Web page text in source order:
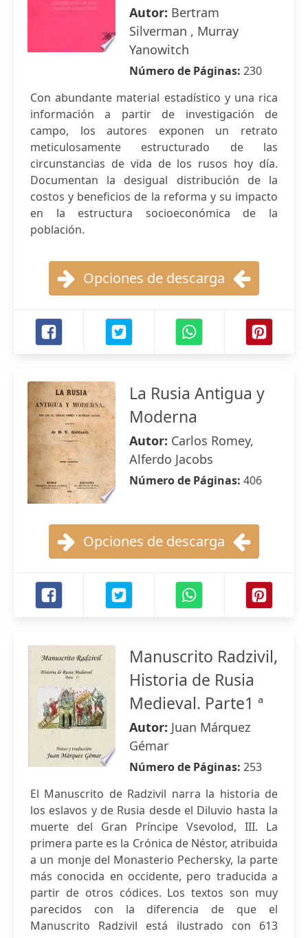
Autor: Bertram
Silverman , Murray
Yanowitch
Número de Páginas: 230
Con abundante material estadístico y una rica
información a partir de investigación de
campo, los autores exponen un retrato
meticulosamente estructurado de las
circunstancias de vida de los rusos hoy día.
Documentan la desigual distribución de la
costos y beneficios de la reforma y su impacto
en la estructura socioeconómica de la
población.
Opciones de descarga
La Rusia Antigua y
Moderna
Autor: Carlos Romey,
Alferdo Jacobs
Número de Páginas: 406
Opciones de descarga
Manuscrito Radzivil,
Historia de Rusia
Medieval. Parte1 ª
Autor: Juan Márquez
Gémar
Número de Páginas: 253
El Manuscrito de Radzivil narra la historia de
los eslavos y de Rusia desde el Diluvio hasta la
muerte del Gran Príncipe Vsevolod, III. La
primera parte es la Crónica de Néstor, atribuida
a un monje del Monasterio Pechersky, la parte
más conocida en occidente, pero traducida a
partir de otros códices. Los textos son muy
parecidos con la diferencia de que el
Manuscrito Radzivil está ilustrado con 613